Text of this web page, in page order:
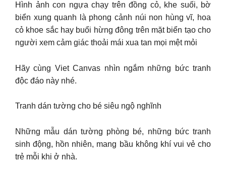
Hình ảnh con ngựa chạy trên đồng cỏ, khe suối, bờ
biển xung quanh là phong cảnh núi non hùng vĩ, hoa
cỏ khoe sắc hay buổi hừng đông trên mặt biển tạo cho
người xem cảm giác thoải mái xua tan mọi mệt mỏi
Hãy cùng Viet Canvas nhìn ngắm những bức tranh
độc đáo này nhé.
Tranh dán tường cho bé siêu ngộ nghĩnh
Những mẫu dán tường phòng bé, những bức tranh
sinh động, hồn nhiên, mang bầu không khí vui vẻ cho
trẻ mỗi khi ở nhà.